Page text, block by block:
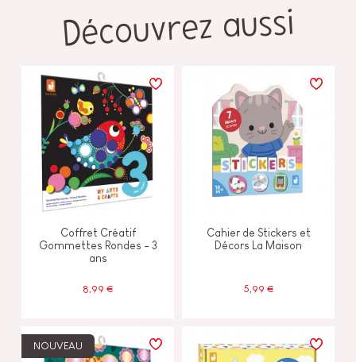
Découvrez aussi
Coffret Créatif
Gommettes Rondes - 3
ans
8,99 €
Cahier de Stickers et
Décors La Maison
5,99 €
NOUVEAU